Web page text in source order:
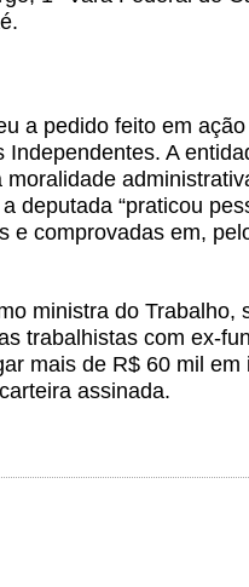
a pedido feito em
A
deputada “praticou
e comprovadas em,
ministra do Trabalho,
trabalhistas com ex-
mais de R$ 60 mil em
assinada.